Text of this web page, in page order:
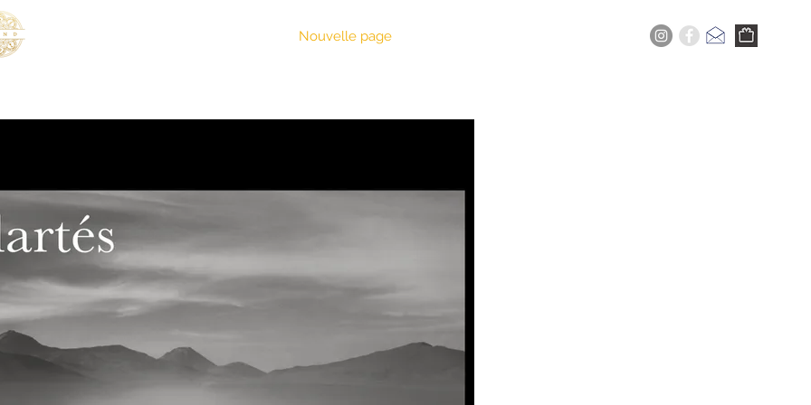
Nouvelle page